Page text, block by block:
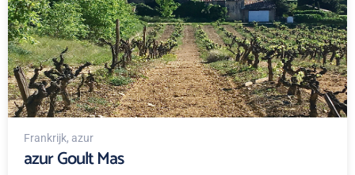
Frankrijk, azur
azur Goult Mas